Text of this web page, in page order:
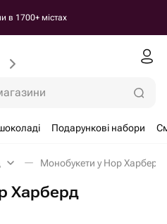
в 1700+ містах
Подарункові набори
Монобукети у Нор Харберд
Харберд